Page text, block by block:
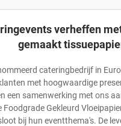
verheffen
gemaakt
cateringbedrijf in
met hoogwaardige
een samenwerking met ons
Foodgrade Gekleurd
bij hun eventthema's. De